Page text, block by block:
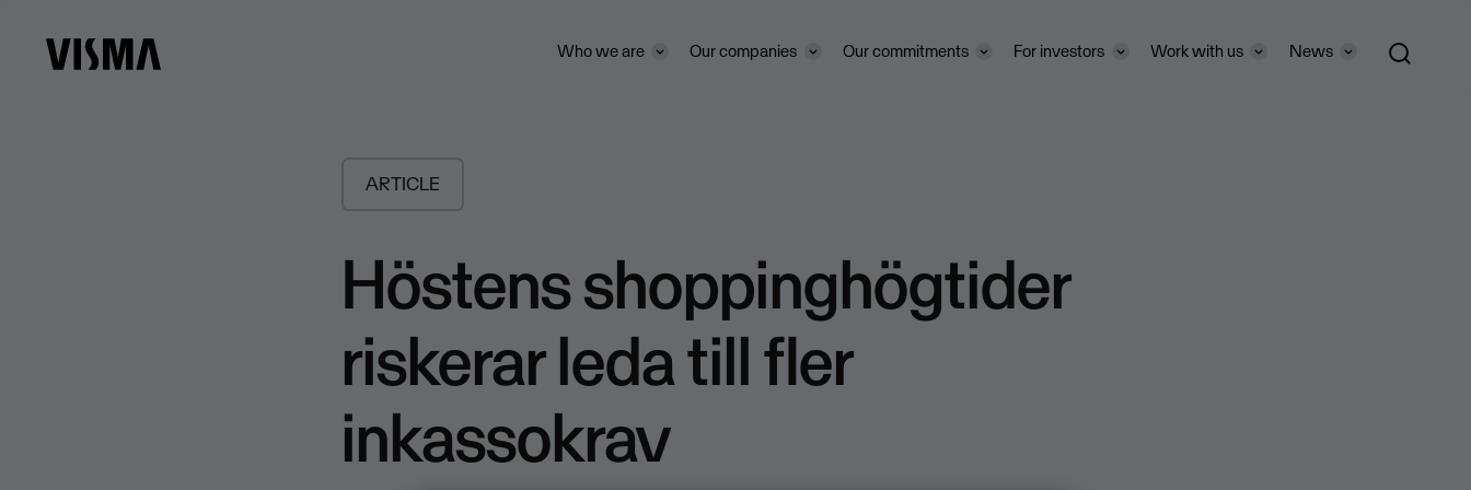
Who we are Our companies Our commitments For investors Work with us News
ARTICLE
Höstens shoppinghögtider
riskerar leda till fler
inkassokrav